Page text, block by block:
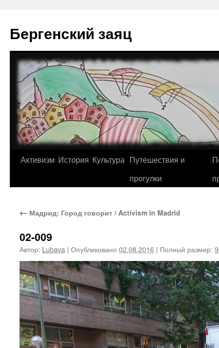
содержимому
Бергенский заяц
Активизм История Культура Путешествия и
прогулки
← Мадрид: Город говорит / Activism in Madrid
02-009
Автор: Lubava | Опубликовано 02.08.2016 | Полный размер: